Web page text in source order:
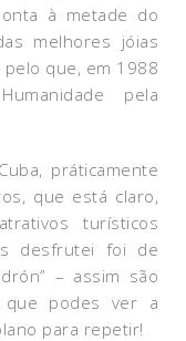
à metade do
melhores jóias
que, em 1988
pela
práticamente
que está claro,
turísticos
desfrutei foi de
– assim são
que podes ver a
para repetir!